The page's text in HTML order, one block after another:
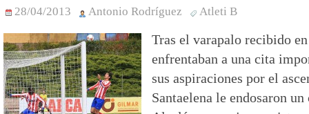
28/04/2013 Antonio Rodríguez Atleti B
Tras el varapalo recibido
enfrentaban a una cita
sus aspiraciones por el
Santaelena le endosaron